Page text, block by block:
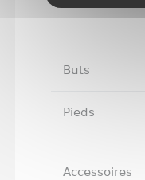
Buts
Pieds
Accessoires